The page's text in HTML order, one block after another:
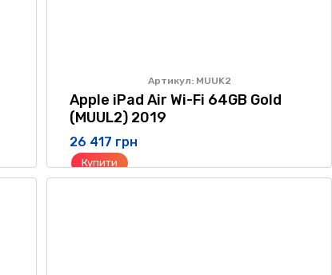
Артикул: MUUK2
Apple iPad Air Wi-Fi 64GB Gold
(MUUL2) 2019
26 417 грн
Купити